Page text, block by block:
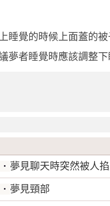
睡覺的時候上面蓋的
夢者睡覺時應該調整
夢見聊天時突然被人
夢見頸部